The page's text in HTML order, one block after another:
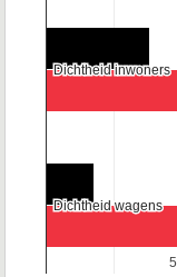
5
5
Dichtheid inwoners
Dichtheid inwoners
Dichtheid wagens
Dichtheid wagens